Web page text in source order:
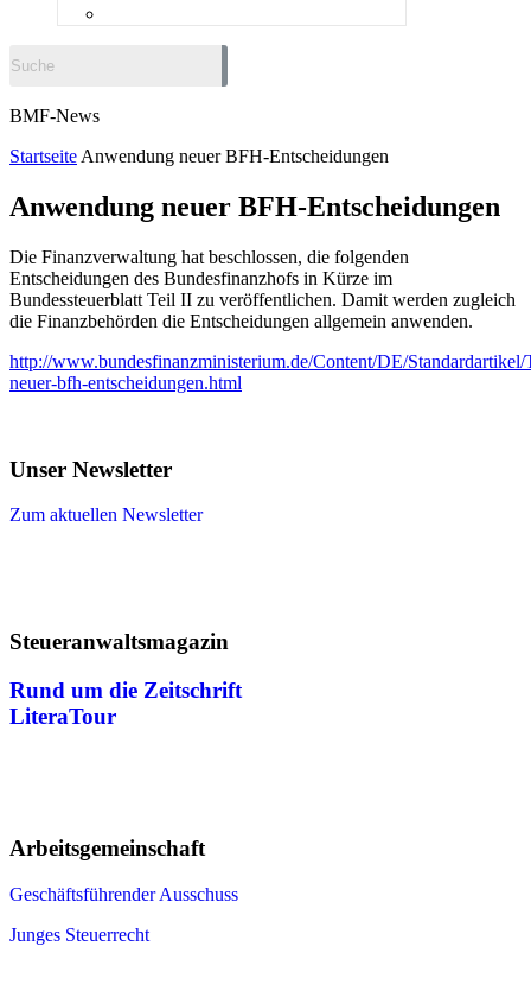
BMF-News
Startseite Anwendung neuer BFH-Entscheidungen
Anwendung neuer BFH-Entscheidungen
Die Finanzverwaltung hat beschlossen, die folgenden
Entscheidungen des Bundesfinanzhofs in Kürze im
Bundessteuerblatt Teil II zu veröffentlichen. Damit werden zugleich
die Finanzbehörden die Entscheidungen allgemein anwenden.
http://www.bundesfinanzministerium.de/Content/DE/Standardartikel/
neuer-bfh-entscheidungen.html
Unser Newsletter
Zum aktuellen Newsletter
Steueranwaltsmagazin
Rund um die Zeitschrift
LiteraTour
Arbeitsgemeinschaft
Geschäftsführender Ausschuss
Junges Steuerrecht